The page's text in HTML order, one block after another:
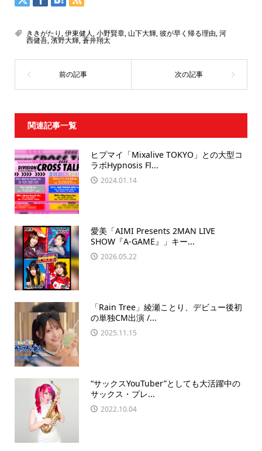
ききがたり ,伊東健人,小野賢章, 山下大輝,彼が早く帰る理由,河
西健吾,濱野大輝,蒼井翔太
関連記事一覧
ヒプマイ「Mixalive TOKYO」との大型コ
ラボHypnosis Fl...
2024.01.14
愛美「AIMI Presents 2MAN LIVE
SHOW『A-GAME』」キー...
2026.05.22
「Rain Tree」綾瀬ことり、デビュー後初
の単独CM出演 /...
2025.11.15
“サックスYouTuber”としても大活躍中の
サックス・プレ...
2022.10.04